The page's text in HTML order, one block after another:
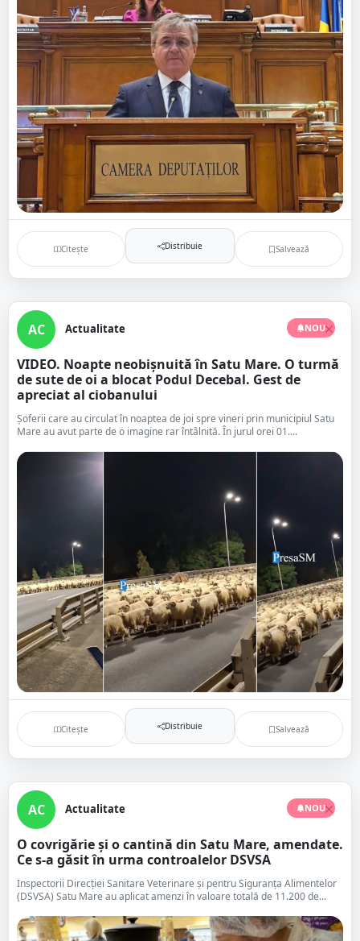
Citește Distribuie Salvează
NOU
AC Actualitate
VIDEO. Noapte neobișnuită în Satu Mare. O turmă
de sute de oi a blocat Podul Decebal. Gest de
apreciat al ciobanului
Șoferii care au circulat în noaptea de joi spre vineri prin municipiul Satu
Mare au avut parte de o imagine rar întâlnită. În jurul orei 01....
Citește Distribuie Salvează
NOU
AC Actualitate
O covrigărie și o cantină din Satu Mare, amendate.
Ce s-a găsit în urma controalelor DSVSA
Inspectorii Direcției Sanitare Veterinare și pentru Siguranța Alimentelor
(DSVSA) Satu Mare au aplicat amenzi în valoare totală de 11.200 de...